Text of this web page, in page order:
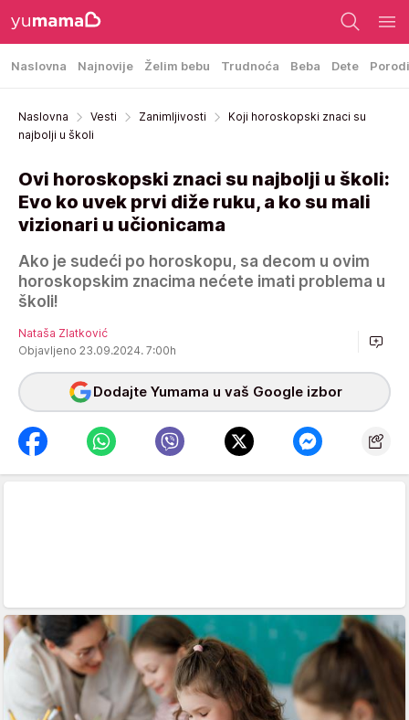
Naslovna Najnovije Želim bebu Trudnoća Beba Dete
Naslovna Vesti Zanimljivosti
Koji horoskopski znaci su
najbolji u školi
Ovi horoskopski znaci su najbolji u školi:
Evo ko uvek prvi diže ruku, a ko su mali
vizionari u učionicama
Ako je sudeći po horoskopu, sa decom u ovim
horoskopskim znacima nećete imati problema u
školi!
Nataša Zlatković
Objavljeno 23.09.2024. 7:00h
Dodajte Yumama u vaš Google izbor